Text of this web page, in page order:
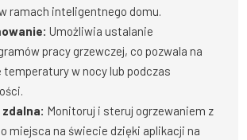
ramach inteligentnego domu.
Umożliwia ustalanie
pracy grzewczej, co pozwala na
temperatury w nocy lub podczas
Monitoruj i steruj ogrzewaniem z
miejsca na świecie dzięki aplikacji na